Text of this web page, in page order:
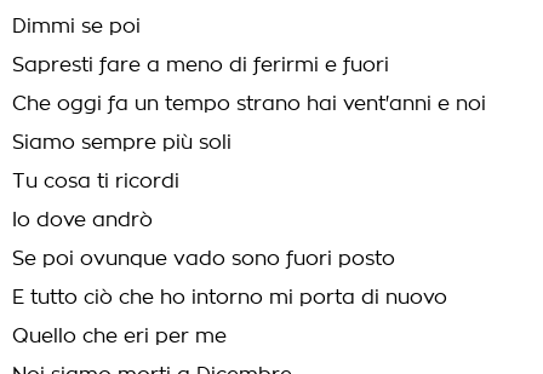
Dimmi se poi
Sapresti fare a meno di ferirmi e fuori
Che oggi fa un tempo strano hai vent'anni e noi
Siamo sempre più soli
Tu cosa ti ricordi
Io dove andrò
Se poi ovunque vado sono fuori posto
E tutto ciò che ho intorno mi porta di nuovo
Quello che eri per me